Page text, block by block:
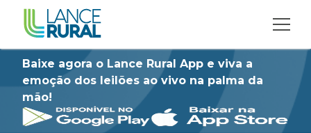
Baixe agora o Lance Rural App e viva a
emoção dos leilões ao vivo na palma da
mão!